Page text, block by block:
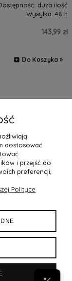
duża ilość
Wysyłka: 48 h
143,99 zł
Do Koszyka »
»
dostosować
i przejść do
preferencji,
Polityce